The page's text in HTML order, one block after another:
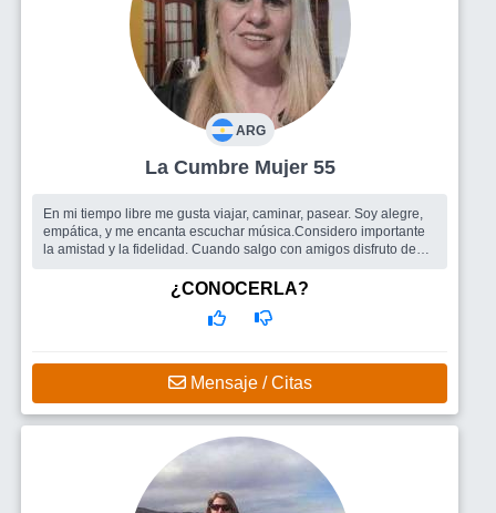
ARG
La Cumbre Mujer 55
En mi tiempo libre me gusta viajar, caminar, pasear. Soy alegre,
empática, y me encanta escuchar música.Considero importante
la amistad y la fidelidad. Cuando salgo con amigos disfruto de
¿CONOCERLA?
Mensaje / Citas